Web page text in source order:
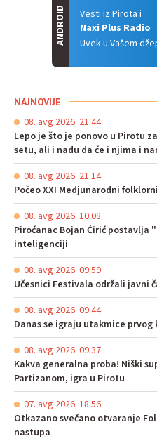
Vesti iz Pirota i
Naxi Plus Radio
Uvek u Vašem
ANDROID
NAJNOVIJE
08. avg 2026. 21:44
Lepo je što je ponovo u Pirotu
setu, ali i nadu da će i njima i
08. avg 2026. 21:14
Počeo XXI Medjunarodni
08. avg 2026. 10:08
Piroćanac Bojan Ćirić postavlja
inteligenciji
08. avg 2026. 09:59
Učesnici Festivala održali javni
08. avg 2026. 09:44
Danas se igraju utakmice prvog
08. avg 2026. 09:37
Kakva generalna proba! Niški
Partizanom, igra u Pirotu
07. avg 2026. 18:56
Otkazano svečano otvaranje
nastupa